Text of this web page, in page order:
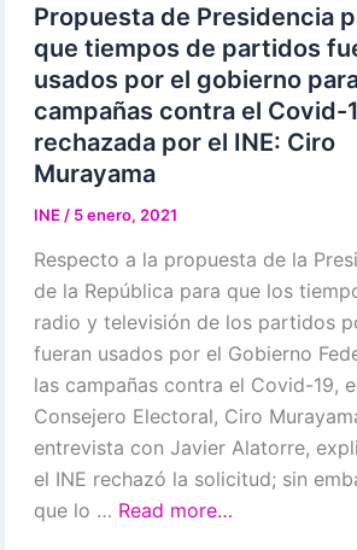
Propuesta de Presidencia
que tiempos de partidos
usados por el gobierno
campañas contra el Covid-
rechazada por el INE: Ciro
Murayama
INE / 5 enero, 2021
Respecto a la propuesta de la
de la República para que los
radio y televisión de los partidos
fueran usados por el Gobierno
las campañas contra el Covid-19,
Consejero Electoral, Ciro
entrevista con Javier Alatorre,
el INE rechazó la solicitud; sin
que lo … Read more…